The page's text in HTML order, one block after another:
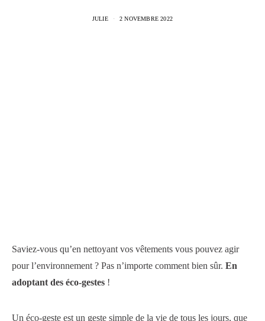
JULIE 2 NOVEMBRE 2022
Saviez-vous qu’en nettoyant vos vêtements vous pouvez agir
pour l’environnement ? Pas n’importe comment bien sûr. En
adoptant des éco-gestes !
Un éco-geste est un geste simple de la vie de tous les jours, que